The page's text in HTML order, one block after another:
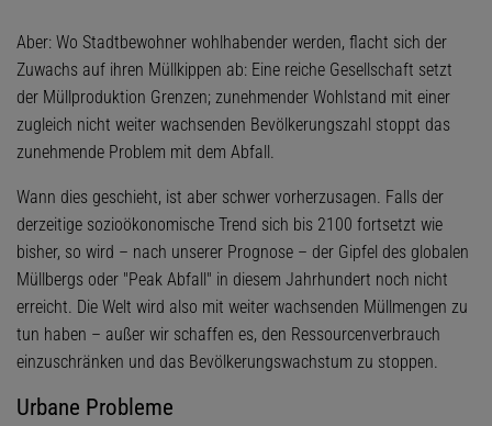
Aber: Wo Stadtbewohner wohlhabender werden, flacht sich der
Zuwachs auf ihren Müllkippen ab: Eine reiche Gesellschaft setzt
der Müllproduktion Grenzen; zunehmender Wohlstand mit einer
zugleich nicht weiter wachsenden Bevölkerungszahl stoppt das
zunehmende Problem mit dem Abfall.
Wann dies geschieht, ist aber schwer vorherzusagen. Falls der
derzeitige sozioökonomische Trend sich bis 2100 fortsetzt wie
bisher, so wird – nach unserer Prognose – der Gipfel des globalen
Müllbergs oder "Peak Abfall" in diesem Jahrhundert noch nicht
erreicht. Die Welt wird also mit weiter wachsenden Müllmengen zu
tun haben – außer wir schaffen es, den Ressourcenverbrauch
einzuschränken und das Bevölkerungswachstum zu stoppen.
Urbane Probleme